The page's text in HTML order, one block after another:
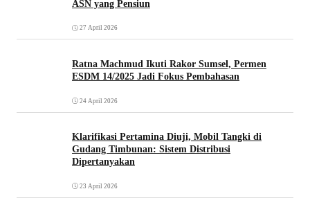
ASN yang Pensiun
27 April 2026
Ratna Machmud Ikuti Rakor Sumsel, Permen
ESDM 14/2025 Jadi Fokus Pembahasan
24 April 2026
Klarifikasi Pertamina Diuji, Mobil Tangki di
Gudang Timbunan: Sistem Distribusi
Dipertanyakan
23 April 2026